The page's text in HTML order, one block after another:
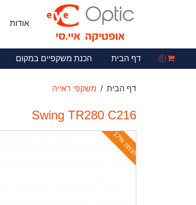
אודות
0 דף הבית הכנת משקפיים במקום
דף הבית משקפי ראייה
Swing TR280 C216
ה
נ
ח
ה
1
7
%